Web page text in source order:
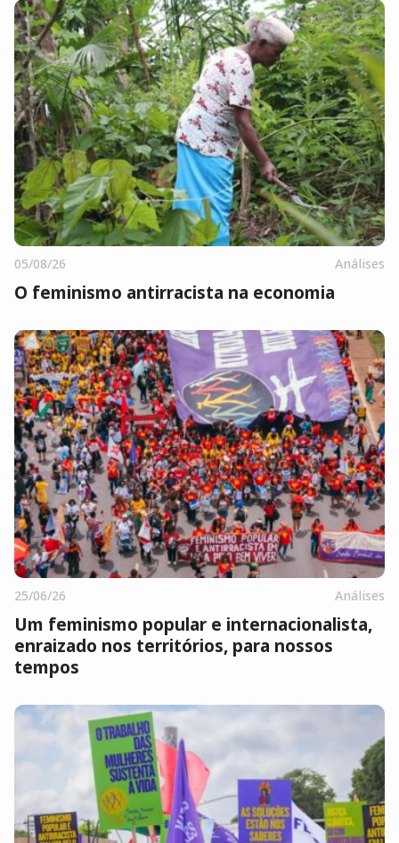
05/08/26 Análises
O feminismo antirracista na economia
25/06/26 Análises
Um feminismo popular e internacionalista,
enraizado nos territórios, para nossos
tempos